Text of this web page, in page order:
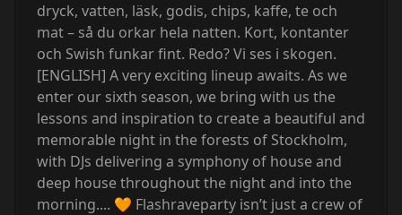
dryck, vatten, läsk, godis, chips, kaffe, te och
mat – så du orkar hela natten. Kort, kontanter
och Swish funkar fint. Redo? Vi ses i skogen.
[ENGLISH] A very exciting lineup awaits. As we
enter our sixth season, we bring with us the
lessons and inspiration to create a beautiful and
memorable night in the forests of Stockholm,
with DJs delivering a symphony of house and
deep house throughout the night and into the
morning.... 🧡 Flashraveparty isn’t just a crew of